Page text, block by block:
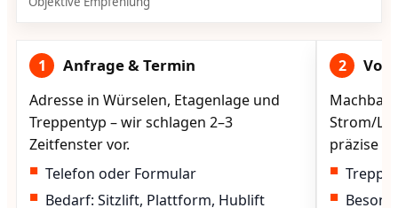
1 Anfrage & Termin
Adresse in Würselen, Etagenlage und
Treppentyp – wir schlagen 2–3
Zeitfenster vor.
Telefon oder Formular
Bedarf: Sitzlift, Plattform, Hublift
2
Strom/
präzise